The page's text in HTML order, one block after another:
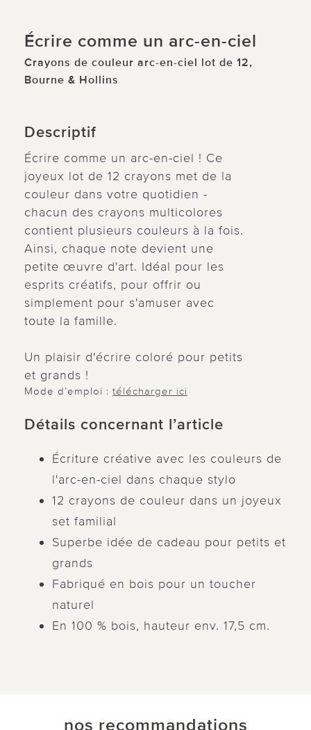
Écrire comme un arc-en-ciel
Crayons de couleur arc-en-ciel lot de 12,
Bourne & Hollins
Descriptif
Écrire comme un arc-en-ciel ! Ce
joyeux lot de 12 crayons met de la
couleur dans votre quotidien -
chacun des crayons multicolores
contient plusieurs couleurs à la fois.
Ainsi, chaque note devient une
petite œuvre d'art. Idéal pour les
esprits créatifs, pour offrir ou
simplement pour s'amuser avec
toute la famille.
Un plaisir d'écrire coloré pour petits
et grands !
Mode d’emploi : télécharger ici
Détails concernant l’article
Écriture créative avec les couleurs de
l'arc-en-ciel dans chaque stylo
12 crayons de couleur dans un joyeux
set familial
Superbe idée de cadeau pour petits et
grands
Fabriqué en bois pour un toucher
naturel
En 100 % bois, hauteur env. 17,5 cm.
nos recommandations